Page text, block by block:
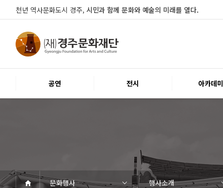
천년 역사문화도시 경주, 시민과 함께 문화와 예술의 미래를 열다.
공연 전시 아카데미
문화행사 행사소개